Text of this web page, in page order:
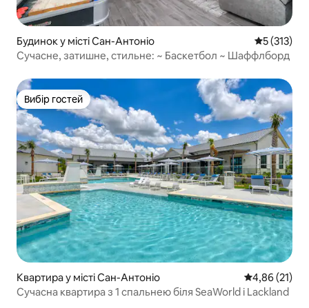
Будинок у місті Сан-Антоніо Середня
5 (313)
Сучасне, затишне, стильне: ~ Баскетбол ~ Шаффлборд
Вибір гостей
Вибір гостей
Квартира у місті Сан-Антоніо Середня
4,86 (21)
Сучасна квартира з 1 спальнею біля SeaWorld і Lackland